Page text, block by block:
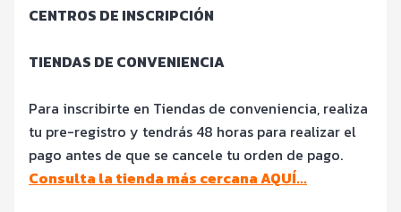
CENTROS DE INSCRIPCIÓN
TIENDAS DE CONVENIENCIA
Para inscribirte en Tiendas de conveniencia, realiza
tu pre-registro y tendrás 48 horas para realizar el
pago antes de que se cancele tu orden de pago.
Consulta la tienda más cercana AQUÍ...